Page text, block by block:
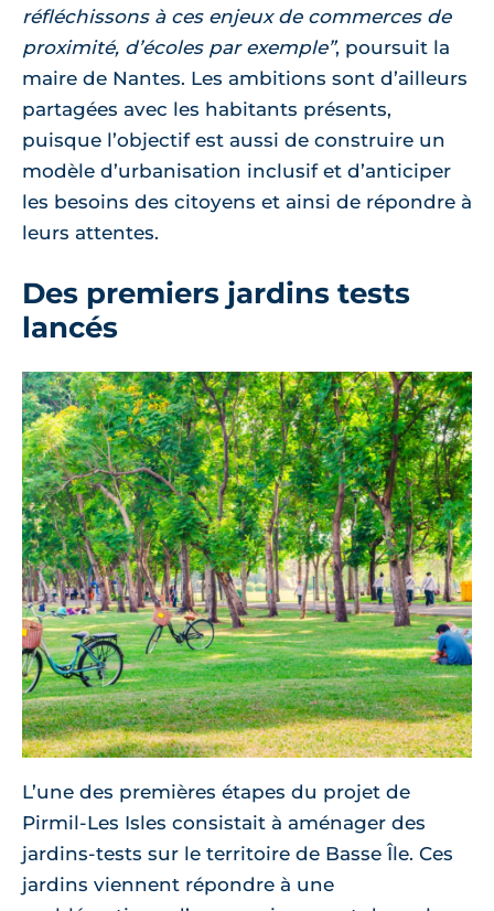
réfléchissons à ces enjeux de commerces de
proximité, d’écoles par exemple”, poursuit la
maire de Nantes. Les ambitions sont d’ailleurs
partagées avec les habitants présents,
puisque l’objectif est aussi de construire un
modèle d’urbanisation inclusif et d’anticiper
les besoins des citoyens et ainsi de répondre à
leurs attentes.
Des premiers jardins tests
lancés
L’une des premières étapes du projet de
Pirmil-Les Isles consistait à aménager des
jardins-tests sur le territoire de Basse Île. Ces
jardins viennent répondre à une